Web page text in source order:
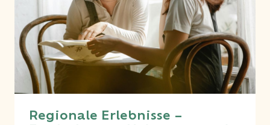
Regionale Erlebnisse –